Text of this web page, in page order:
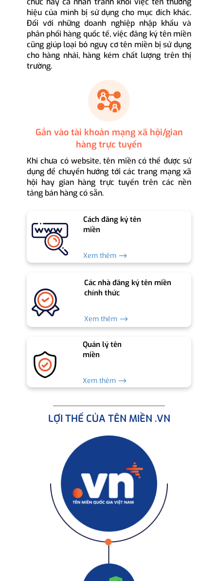
hiệu của mình bị sử dụng cho mục đích khác.
Đối với những doanh nghiệp nhập khẩu và
phân phối hàng quốc tế, việc đăng ký tên miền
cũng giúp loại bỏ nguy cơ tên miền bị sử dụng
cho hàng nhái, hàng kém chất lượng trên thị
trường.
Gắn vào tài khoản mạng xã hội/gian
hàng trực tuyến
Khi chưa có website, tên miền có thể được sử
dụng để chuyển hướng tới các trang mạng xã
hội hay gian hàng trực tuyến trên các nền
tảng bán hàng có sẵn.
Cách đăng ký tên
miền
Xem thêm ⟶
Các nhà đăng ký tên miền
chính thức
Xem thêm ⟶
Quản lý tên
miền
Xem thêm ⟶
LỢI THẾ CỦA TÊN MIỀN .VN